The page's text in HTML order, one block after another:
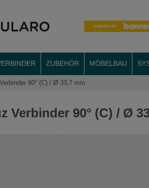
ZUBEHÖR MÖBELBAU
90° (C) / Ø 33,7 mm
Verbinder 90° (C) / Ø